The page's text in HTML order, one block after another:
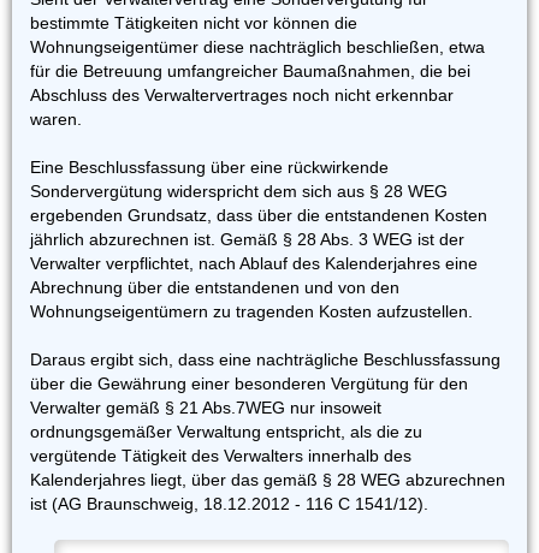
bestimmte Tätigkeiten nicht vor können die
Wohnungseigentümer diese nachträglich beschließen, etwa
für die Betreuung umfangreicher Baumaßnahmen, die bei
Abschluss des Verwaltervertrages noch nicht erkennbar
waren.
Eine Beschlussfassung über eine rückwirkende
Sondervergütung widerspricht dem sich aus § 28 WEG
ergebenden Grundsatz, dass über die entstandenen Kosten
jährlich abzurechnen ist. Gemäß § 28 Abs. 3 WEG ist der
Verwalter verpflichtet, nach Ablauf des Kalenderjahres eine
Abrechnung über die entstandenen und von den
Wohnungseigentümern zu tragenden Kosten aufzustellen.
Daraus ergibt sich, dass eine nachträgliche Beschlussfassung
über die Gewährung einer besonderen Vergütung für den
Verwalter gemäß § 21 Abs.7WEG nur insoweit
ordnungsgemäßer Verwaltung entspricht, als die zu
vergütende Tätigkeit des Verwalters innerhalb des
Kalenderjahres liegt, über das gemäß § 28 WEG abzurechnen
ist (AG Braunschweig, 18.12.2012 - 116 C 1541/12).